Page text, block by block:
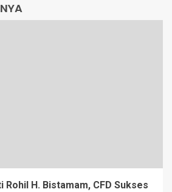
Rohil H. Bistamam, CFD Sukses